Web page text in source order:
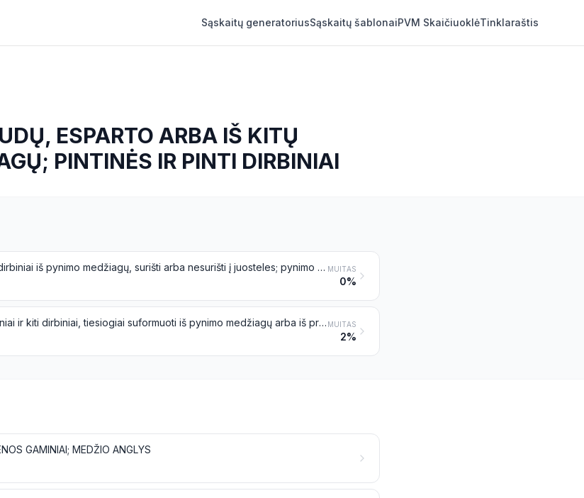
Sąskaitų generatoriusSąskaitų šablonaiPVM SkaičiuoklėTinklaraštis
ESPARTO ARBA IŠ KITŲ
PINTINĖS IR PINTI DIRBINIAI
Pynės ir panašūs dirbiniai iš pynimo medžiagų, surišti arba nesurišti į juosteles; pynimo medžiagos, pynės ir panašūs pinti dirbiniai iš tarpusavyje surištų lygiagrečių sruogų arba austi dirbiniai iš šių medžiagų, turintys lakštų pavidalą, kurie yra arba nėra gatavi dirbiniai (pavyzdžiui, plaušinės, dembliai, medžiaga plaušinėms arba dembliams gaminti, širmos) MUITAS
0%
Pintinės, pinti dirbiniai ir kiti dirbiniai, tiesiogiai suformuoti iš pynimo medžiagų arba iš prekių, priskiriamų 4601 pozicijai; dirbiniai iš šiūruoklių MUITAS
2%
GAMINIAI; MEDŽIO ANGLYS